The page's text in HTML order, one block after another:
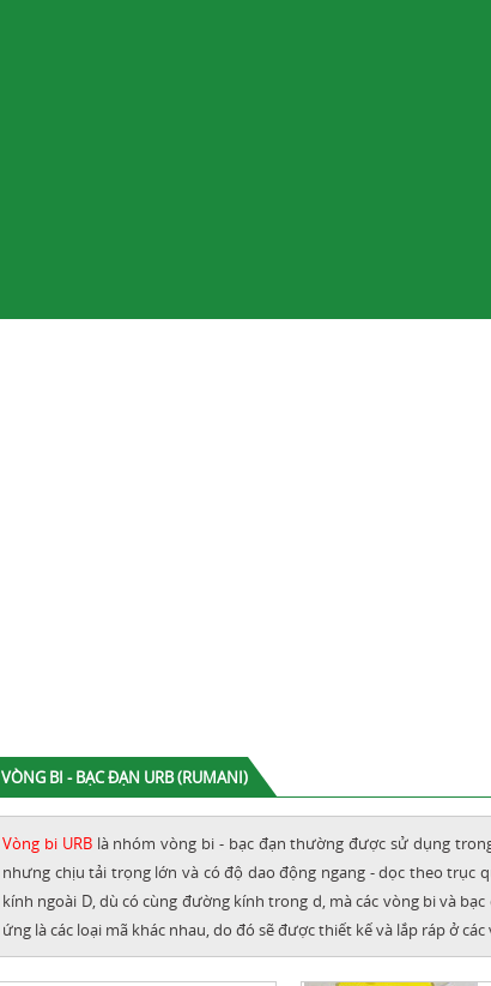
VÒNG BI - BẠC ĐẠN URB (RUMANI)
Vòng bi URBlà nhóm vòng bi - bạc đạn thường được sử dụng
nhưng chịu tải trọng lớn và có độ dao động ngang - dọc theo trục
kính ngoài D, dù có cùng đường kính trong d, mà các vòng bi và
ứng là các loại mã khác nhau, do đó sẽ được thiết kế và lắp ráp ở